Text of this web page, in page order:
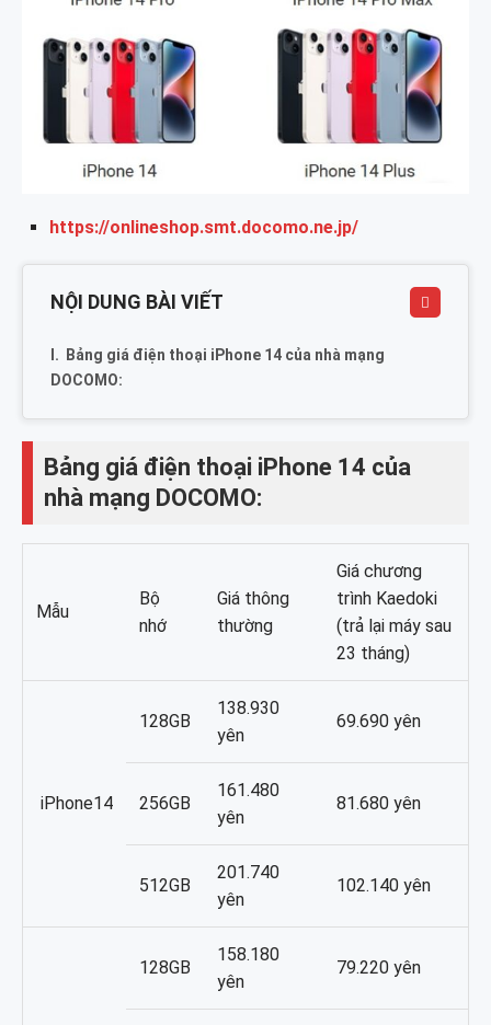
https://onlineshop.smt.docomo.ne.jp/
NỘI DUNG BÀI VIẾT
Bảng giá điện thoại iPhone 14 của nhà mạng
DOCOMO:
Bảng giá điện thoại iPhone 14 của
nhà mạng DOCOMO:
Mẫu
Bộ
nhớ
Giá thông
thường
Giá chương
trình Kaedoki
(trả lại máy sau
23 tháng)
iPhone14
128GB
138.930
yên
69.690 yên
256GB
161.480
yên
81.680 yên
512GB
201.740
yên
102.140 yên
128GB
158.180
yên
79.220 yên